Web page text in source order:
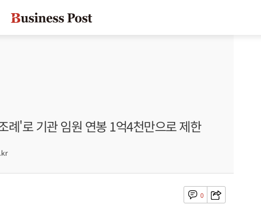
례'로 기관 임원 연봉 1억4천만으로 제한
0